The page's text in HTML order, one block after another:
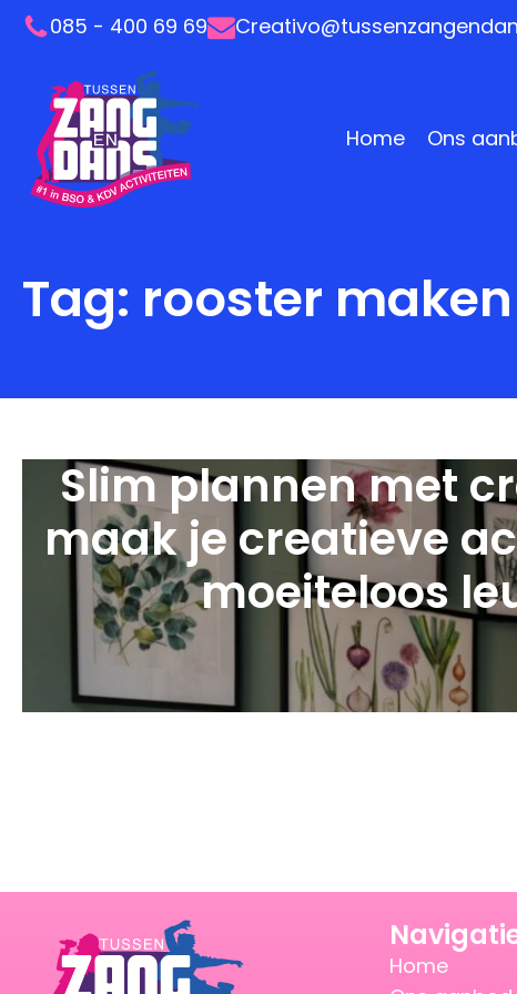
085 - 400 69 69
Home Ons
Tag: rooster
Slim plannen met
maak je creatieve
moeiteloos
Home